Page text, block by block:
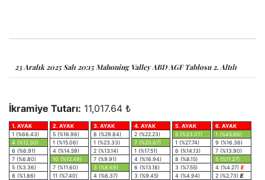
23 Aralık 2025 Salı 20:15 Mahoning Valley ABD AGF Tablosu 2. Altılı
İkramiye Tutarı: 11,017.64 ₺
1. AYAK
1 (%66.43)
4 (%12.30)
6 (%6.91)
7 (%6.80)
5 (%3.36)
8 (%1.86)
2. AYAK
5 (%16.96)
1 (%15.06)
4 (%14.59)
10 (%12.49)
7 (%11.60)
11 (%7.40)
3. AYAK
8 (%29.84)
1 (%23.33)
2 (%13.14)
7 (%9.91)
3 (%8.69)
4 (%6.37)
4. AYAK
2 (%22.23)
7 (%20.67)
1 (%17.51)
4 (%16.94)
6 (%13.18)
3 (%9.45)
5. AYAK
5 (%33.07)
1 (%27.74)
6 (%14.13)
8 (%8.15)
3 (%7.55)
4 (%4.94)
6. AYAK
1 (%45.86)
9 (%16.36)
7 (%13.90)
5 (%11.27)
4 (%4.27) E
2 (%2.73) E